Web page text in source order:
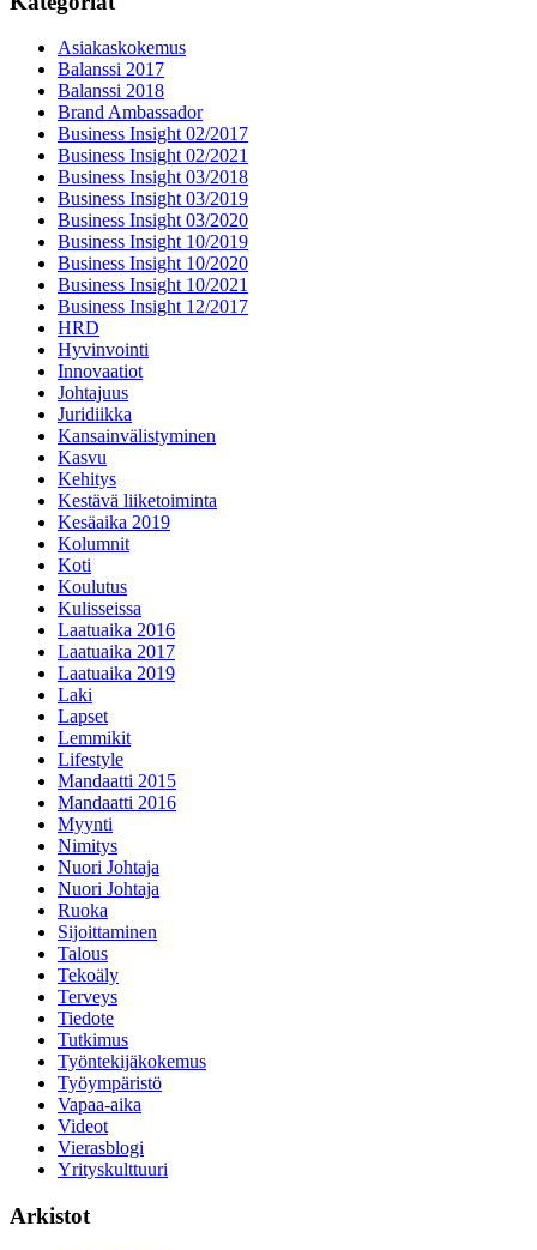
Asiakaskokemus
Balanssi 2017
Balanssi 2018
Brand Ambassador
Business Insight 02/2017
Business Insight 02/2021
Business Insight 03/2018
Business Insight 03/2019
Business Insight 03/2020
Business Insight 10/2019
Business Insight 10/2020
Business Insight 10/2021
Business Insight 12/2017
HRD
Hyvinvointi
Innovaatiot
Johtajuus
Juridiikka
Kansainvälistyminen
Kasvu
Kehitys
Kestävä liiketoiminta
Kesäaika 2019
Kolumnit
Koti
Koulutus
Kulisseissa
Laatuaika 2016
Laatuaika 2017
Laatuaika 2019
Laki
Lapset
Lemmikit
Lifestyle
Mandaatti 2015
Mandaatti 2016
Myynti
Nimitys
Nuori Johtaja
Nuori Johtaja
Ruoka
Sijoittaminen
Talous
Tekoäly
Terveys
Tiedote
Tutkimus
Työntekijäkokemus
Työympäristö
Vapaa-aika
Videot
Vierasblogi
Yrityskulttuuri
Arkistot